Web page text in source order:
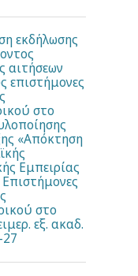
εκδήλωσης
αιτήσεων
επιστήμονες
στο
«Απόκτηση
Εμπειρίας
στο
εξ. ακαδ.